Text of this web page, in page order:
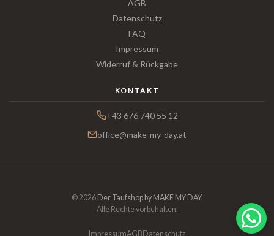
AGB
Datenschutz
FAQ
Impressum
Widerruf & Rückgabe
KONTAKT
+43 676 740 55 12
office@make-my-day.at
© 2026 Der Taufshop by MAKE MY DAY.
Alle Rechte vorbehalten.
ImpressumAGB Datenschutz